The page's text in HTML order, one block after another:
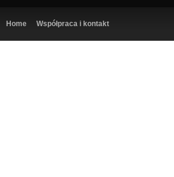
Home Współpraca i kontakt